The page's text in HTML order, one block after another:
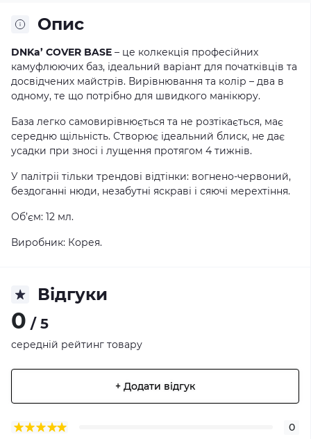
Опис
DNKa’ COVER BASE – це колкекція професійних
камуфлюючих баз, ідеальний варіант для початківців та
досвідчених майстрів. Вирівнювання та колір – два в
одному, те що потрібно для швидкого манікюру.
База легко самовирівнюється та не розтікається, має
середню щільність. Створює ідеальний блиск, не дає
усадки при зносі і лущення протягом 4 тижнів.
У палітріі тільки трендові відтінки: вогнено-червоний,
бездоганні нюди, незабутні яскраві і сяючі мерехтіння.
Об’єм: 12 мл.
Виробник: Корея.
Відгуки
0 / 5
середній рейтинг товару
+ Додати відгук
0